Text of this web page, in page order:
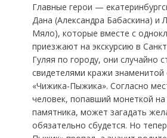
Главные герои —
Дана (Александра Бабаскина) и
Мяло), которые вместе с
приезжают на экскурсию в
Гуляя по городу, они случайно
свидетелями кражи знаменитой
«Чижика-Пыжика». Согласно
человек, попавший монеткой на
памятника, может загадать
обязательно сбудется. Но